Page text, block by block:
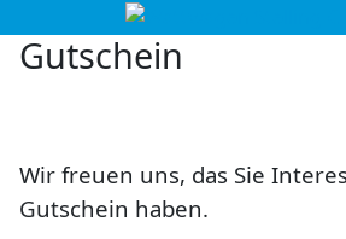
Mobile Menu Toggle
Gutschein
Wir freuen uns, das Sie
Gutschein haben.